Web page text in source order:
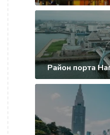
Район порта